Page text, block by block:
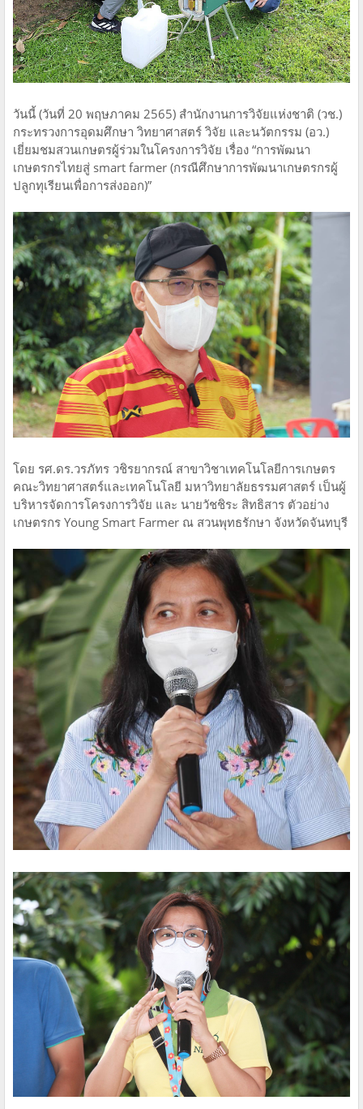
วันนี้ (วันที่ 20 พฤษภาคม 2565) สำนักงานการวิจัยแห่งชาติ (วช.)
กระทรวงการอุดมศึกษา​ วิทยาศาสตร์ วิจัย และนวัตกรรม (อว.)
เยี่ยมชมสวนเกษตร​ผู้ร่วมในโครงการวิจัย เรื่อง “การพัฒนา
เกษตรกรไทยสู่ smart farmer (กรณีศึกษาการพัฒนาเกษตรกรผู้
ปลูกทุเรียนเพื่อการส่งออก)”
โดย รศ.ดร.วรภัทร วชิรยากรณ์ สาขาวิชาเทคโนโลยีการเกษตร
คณะวิทยาศาสตร์และเทคโนโลยี มหาวิทยาลัยธรรมศาสตร์ เป็นผู้
บริหารจัดการโครงการวิจัย และ​ นายวัชชิระ สิทธิสาร​ ตัวอย่าง​
เกษตรกร Young Smart Farmer​ ณ​ สวนพุทธรักษา​ จังหวัด​จันทบุรี​